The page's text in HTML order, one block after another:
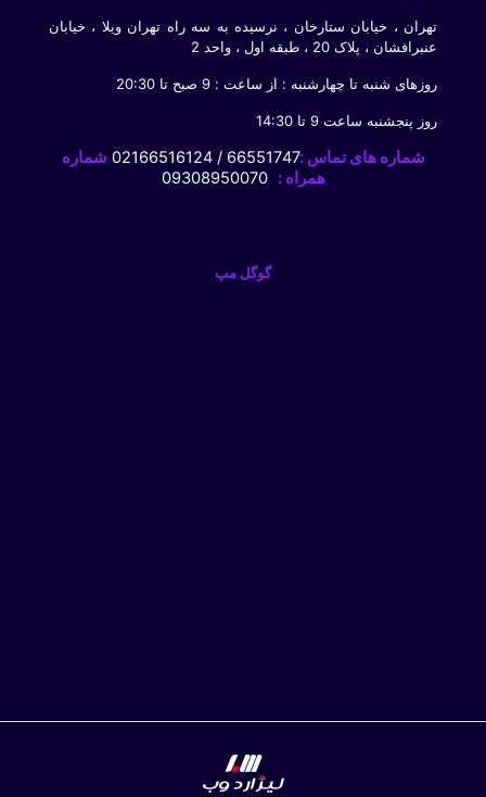
تهران ، خیابان ستارخان ، نرسیده به سه راه تهران ویلا ، خیابان
عنبرافشان ، پلاک 20 ، طبقه اول ، واحد 2
روزهای شنبه تا چهارشنبه : از ساعت : 9 صبح تا 20:30
روز پنجشنبه ساعت 9 تا 14:30
شماره های تماس :66551747 / 02166516124
شماره
همراه : 09308950070
گوگل مپ